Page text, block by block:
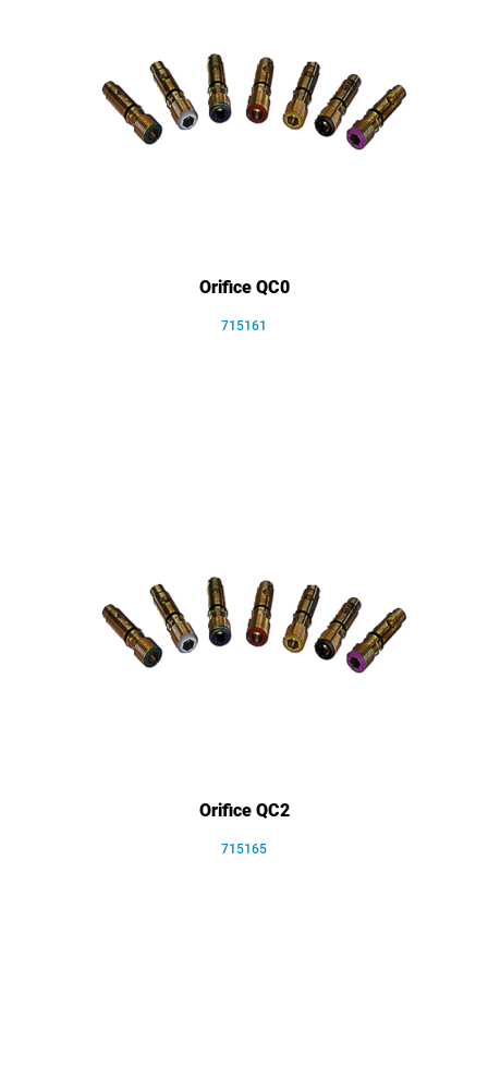
Orifice QC0
715161
Orifice QC2
715165